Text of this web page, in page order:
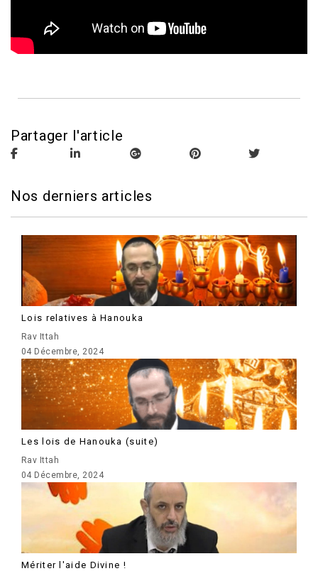
Partager l'article
Nos derniers articles
Lois relatives à Hanouka
Rav Ittah
04 Décembre, 2024
Les lois de Hanouka (suite)
Rav Ittah
04 Décembre, 2024
Mériter l'aide Divine !